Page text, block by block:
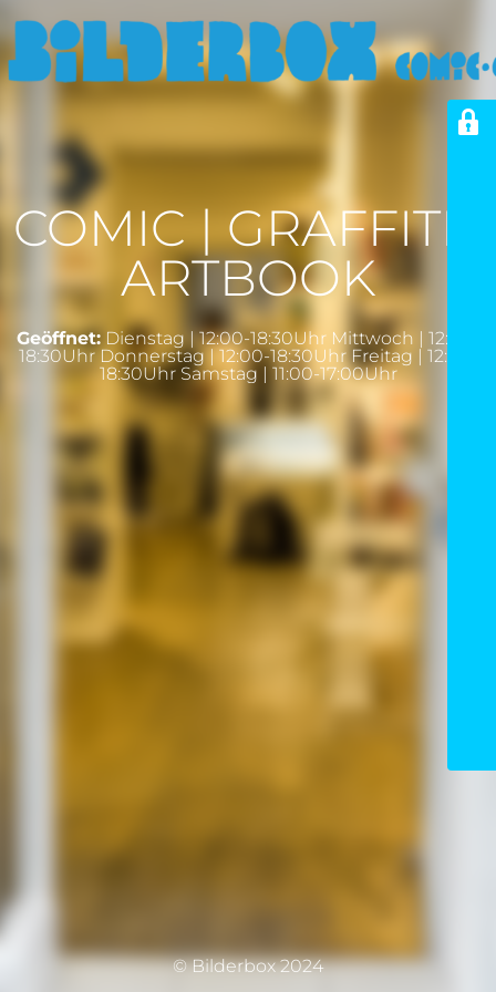
COMIC | GRAFFITI |
ARTBOOK
Geöffnet: Dienstag | 12:00-18:30Uhr Mittwoch | 12:00-
18:30Uhr Donnerstag | 12:00-18:30Uhr Freitag | 12:00-
18:30Uhr Samstag | 11:00-17:00Uhr
© Bilderbox 2024